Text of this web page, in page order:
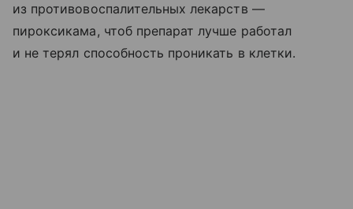
из противовоспалительных лекарств —
пироксикама, чтоб препарат лучше работал
и не терял способность проникать в клетки.